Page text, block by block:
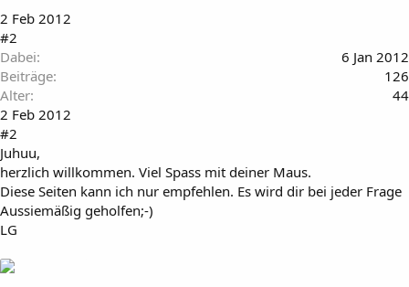
2 Feb 2012
#2
Dabei
6 Jan 2012
Beiträge
126
Alter
44
2 Feb 2012
#2
Juhuu,
herzlich willkommen. Viel Spass mit deiner Maus.
Diese Seiten kann ich nur empfehlen. Es wird dir bei jeder Frage
Aussiemäßig geholfen;-)
LG